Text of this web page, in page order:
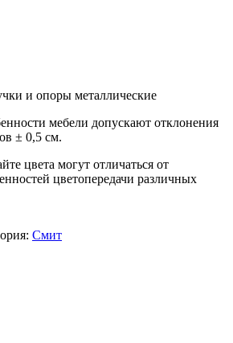
и опоры металлические
мебели допускают отклонения
± 0,5 см.
цвета могут отличаться от
цветопередачи различных
Смит